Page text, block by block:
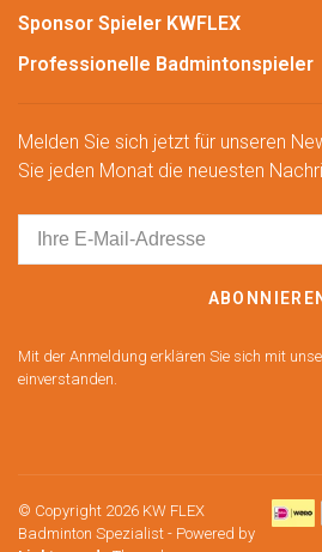
Sponsor Spieler KWFLEX
Professionelle Badmintonspieler
Melden Sie sich jetzt für unseren
Sie jeden Monat die neuesten
Mit der Anmeldung erklären Sie sich mit
einverstanden.
© Copyright 2026 KW FLEX
Badminton Spezialist - Powered by